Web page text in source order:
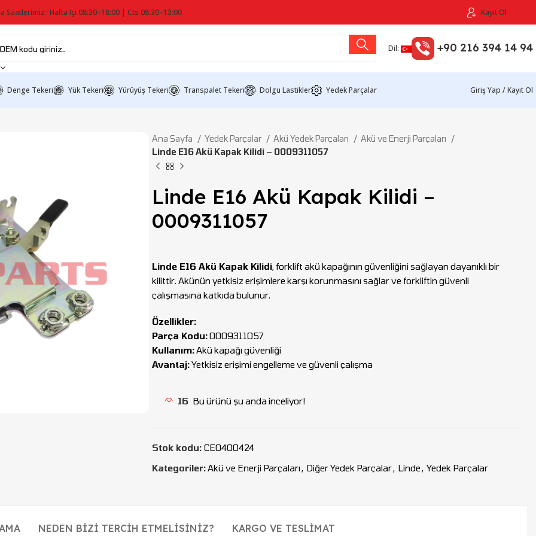
Saatlerimiz : Hafta Içi 08:30–18:00 | Cts 08:30–13:00 Kayıt Ol
Dil: +90 216 394 14 94
Denge Tekeri Yük Tekeri Yürüyüş Tekeri Transpalet Tekeri Dolgu Lastikler Yedek Parçalar Giriş Yap / Kayıt Ol
Ana Sayfa Yedek Parçalar Akü Yedek Parçaları
Akü ve Enerji Parçaları
Linde E16 Akü Kapak Kilidi – 0009311057
Linde E16 Akü Kapak Kilidi –
0009311057
Linde E16 Akü Kapak Kilidi, forklift akü kapağının güvenliğini sağlayan dayanıklı bir
kilittir. Akünün yetkisiz erişimlere karşı korunmasını sağlar ve forkliftin güvenli
çalışmasına katkıda bulunur.
Özellikler:
Parça Kodu:0009311057
Kullanım:Akü kapağı güvenliği
Avantaj:Yetkisiz erişimi engelleme ve güvenli çalışma
16 Bu ürünü şu anda inceliyor!
Stok kodu: CEO400424
Kategoriler:Akü ve Enerji Parçaları, Diğer Yedek Parçalar, Linde, Yedek Parçalar
NEDEN BIZI TERCIH ETMELISINIZ? KARGO VE TESLIMAT